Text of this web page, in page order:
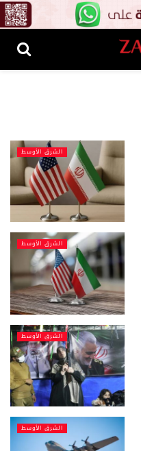
الشرق الأوسط
الشرق الأوسط
الشرق الأوسط
الشرق الأوسط